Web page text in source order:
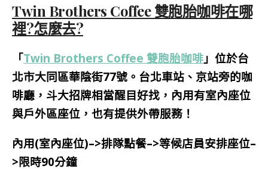
Twin Brothers Coffee 雙胞胎咖啡在哪
裡?怎麼去?
「Twin Brothers Coffee 雙胞胎咖啡 」位於台
北市大同區華陰街77號。台北車站、京站旁的咖
啡廳，斗大招牌相當醒目好找，內用有室內座位
與戶外區座位，也有提供外帶服務！
內用(室內座位)–>排隊點餐–>等候店員安排座位–
>限時90分鐘